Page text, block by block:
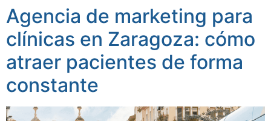
Agencia de marketing para
clínicas en Zaragoza: cómo
atraer pacientes de forma
constante